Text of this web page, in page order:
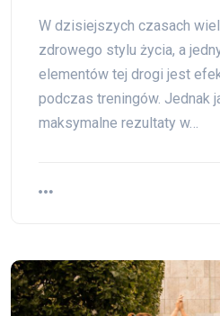
W dzisiejszych czasach
zdrowego stylu życia, a
elementów tej drogi jest
podczas treningów. Jednak
maksymalne rezultaty w…